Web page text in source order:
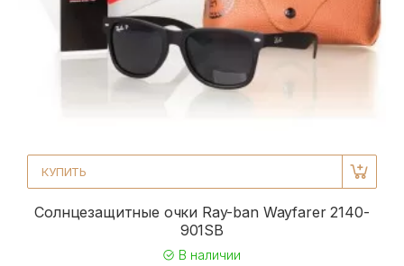
КУПИТЬ
Солнцезащитные очки Ray-ban Wayfarer 2140-
901SB
В наличии